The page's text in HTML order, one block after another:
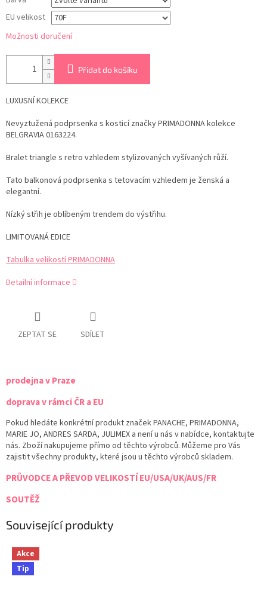
EU velikost
Možnosti doručení
Přidat do košíku
LUXUSNÍ KOLEKCE
Nevyztužená podprsenka s kosticí značky PRIMADONNA kolekce
BELGRAVIA 0163224.
Bralet triangle s retro vzhledem stylizovaných vyšívaných růží.
Tato balkonová podprsenka s tetovacím vzhledem je ženská a
elegantní.
Nízký střih je oblíbeným trendem do výstřihu.
LIMITOVANÁ EDICE
Tabulka velikostí PRIMADONNA
Detailní informace
ZEPTAT SE SDÍLET
prodejna v Praze
doprava v rámci ČR a EU
Pokud hledáte konkrétní produkt značek PANACHE, PRIMADONNA,
MARIE JO, ANDRES SARDA, JULIMEX a není u nás v nabídce, kontaktujte
nás. Zboží nakupujeme přímo od těchto výrobců. Můžeme pro Vás
zajistit všechny produkty, které jsou u těchto výrobců skladem.
PRŮVODCE A PŘEVOD VELIKOSTÍ EU/USA/UK/AUS/FR
SOUTĚŽ
Související produkty
Akce
Tip